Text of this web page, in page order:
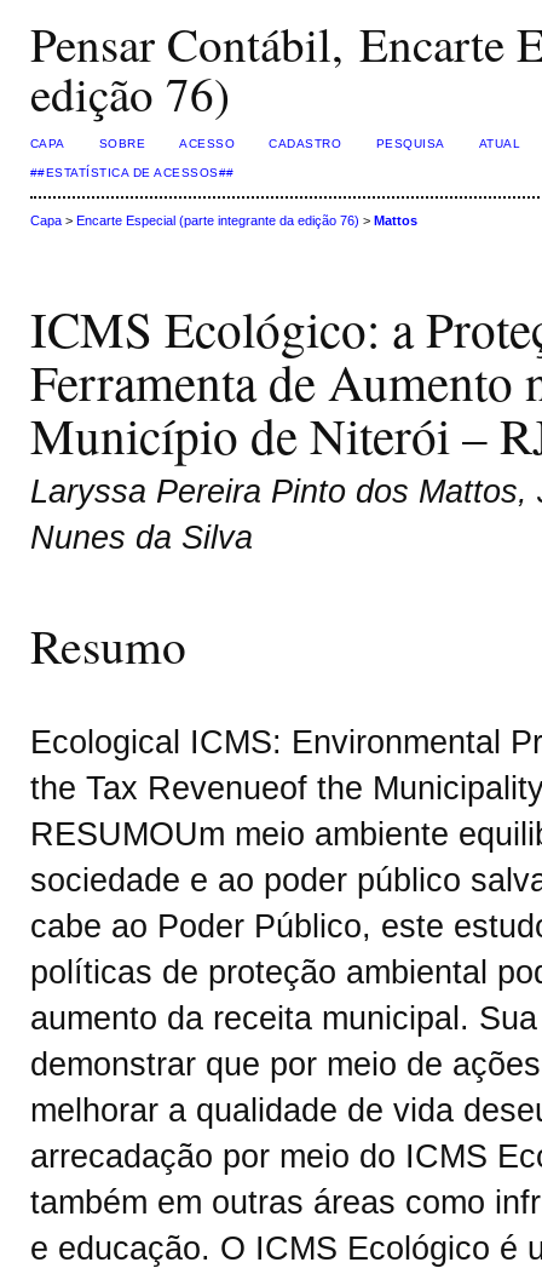
Pensar Contábil, Encarte
edição 76)
CAPA SOBRE ACESSO CADASTRO PESQUISA ATUAL
##ESTATÍSTICA DE ACESSOS##
Capa> Encarte Especial (parte integrante da edição 76) > Mattos
ICMS Ecológico: a
Ferramenta de Aumento
Município de Niterói –
Laryssa Pereira Pinto dos
Nunes da Silva
Resumo
Ecological ICMS: Environmental
the Tax Revenueof the
RESUMOUm meio ambiente
sociedade e ao poder público
cabe ao Poder Público, este
políticas de proteção ambiental
aumento da receita municipal.
demonstrar que por meio de
melhorar a qualidade de vida
arrecadação por meio do ICMS
também em outras áreas como
e educação. O ICMS Ecológico é